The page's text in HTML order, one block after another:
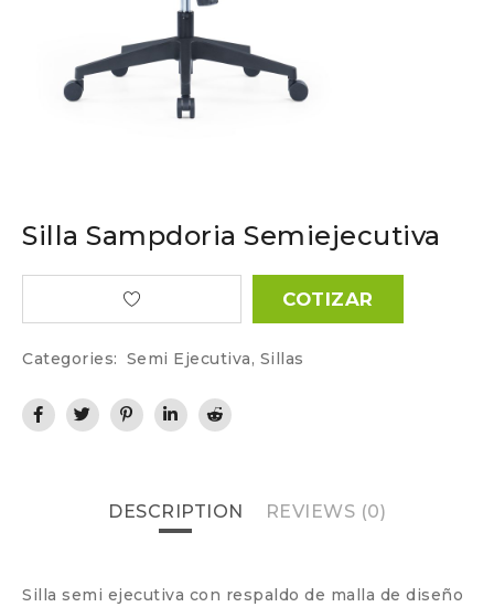
Silla Sampdoria Semiejecutiva
COTIZAR
Categories: Semi Ejecutiva, Sillas
DESCRIPTION REVIEWS (0)
Silla semi ejecutiva con respaldo de malla de diseño